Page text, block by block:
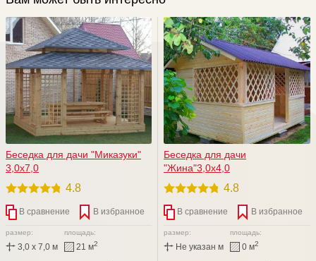
Беседка для дачи "Mиказуки"
3,0х7,0
4.8
В сравнение В избранное
размер:
3,0 x 7,0 м
площадь:
21 м2
Беседка для дачи
"Жина"3,0х4,0
4.8
В сравнение В избранное
размер:
Не указан м
площадь:
0 м2